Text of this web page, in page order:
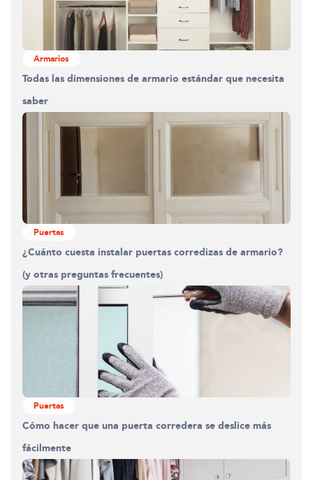
Armarios
Todas las dimensiones de armario estándar que necesita
saber
Puertas
¿Cuánto cuesta instalar puertas corredizas de armario?
(y otras preguntas frecuentes)
Puertas
Cómo hacer que una puerta corredera se deslice más
fácilmente